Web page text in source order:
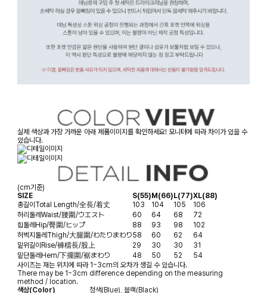
실제 색상과 가장 가까운 아래 제품이미지를 확인하세요! 모니터에 따라 차이가 있을 수
있습니다.
(cm기준)
SIZE
S(55) M(66) L(77)XL(88)
총길이 Total Length/全長/着丈 103 104 105
106
허리둘레 Waist/腰圍/ウエスト 60 64 68
72
힙둘레 Hip/臀圍/ヒップ 88 93 98
102
허벅지둘레 Thigh/大腿圍/わたりまわり58 60 62
64
밑위길이 Rise/褲檔長/股上 29 30 30
31
밑단둘레 Hem/下擺圍/裾まわり 48 50 52
54
사이즈는 재는 위치에 따라 1~3cm의 오차가 생길 수 있습니다.
There may be 1~3cm difference depending on the measuring
method / location.
색상(Color)
청색(Blue), 블랙(Black)